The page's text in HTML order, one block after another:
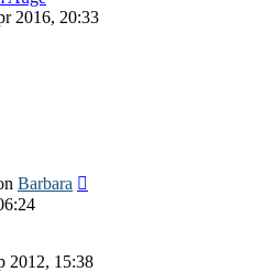
2016, 20:33
Barbara
2012, 15:38